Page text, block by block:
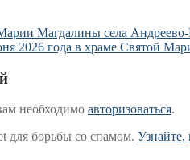
Магдалины села Андреево-
2026 года в храме Святой
необходимо авторизоваться.
для борьбы со спамом. Узнайте,